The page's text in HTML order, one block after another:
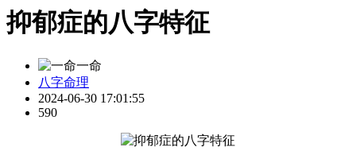
抑郁症的八字特征
一命
八字命理
2024-06-30 17:01:55
590